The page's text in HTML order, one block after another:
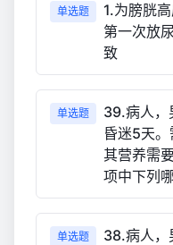
单选题
1.为膀胱
第一次放
致
单选题
39.病人，
昏迷5天
其营养需
项中下列
单选题
38.病人，